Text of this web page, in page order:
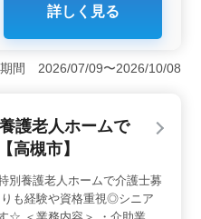
域に密着したデイサービ
慢です。利用者との信頼
トを提供しています。職
、書類作成など多彩な業
勤務が可能で女性や50
＆福利厚生＞ 年収200万
円と働き方やスキルに
詳しく見る
間 2026/07/09〜2026/10/08
護老人ホームで
高槻市】
別養護老人ホームで介護士募
も経験や資格重視◎シニア